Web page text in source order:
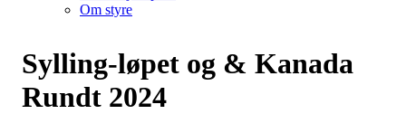
Om styre
Sylling-løpet og & Kanada
Rundt 2024